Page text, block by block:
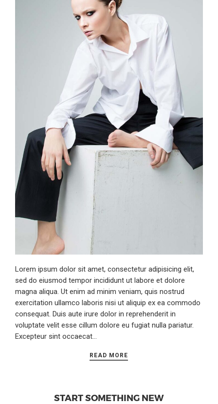
Lorem ipsum dolor sit amet, consectetur adipisicing elit,
sed do eiusmod tempor incididunt ut labore et dolore
magna aliqua. Ut enim ad minim veniam, quis nostrud
exercitation ullamco laboris nisi ut aliquip ex ea commodo
consequat. Duis aute irure dolor in reprehenderit in
voluptate velit esse cillum dolore eu fugiat nulla pariatur.
Excepteur sint occaecat…
READ MORE
START SOMETHING NEW